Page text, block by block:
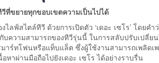
วีที่ขยายทุกขอบเขตความเป็นไปได้
ฟ์สไตล์ทีวี ด้วยการเปิดตัว ‘เดอะ เซโร’ โดยคำว่
บความสามารถของทีวีรุ่นนี้ ในการสลับปรับเปลี่
าร์ทโฟนหรือแท็บแล็ต ซึ่งผู้ใช้งานสามารถเพลิดเ
าผ่านมือถือไปยังเดอะ เซโร ได้อย่างราบรื่น